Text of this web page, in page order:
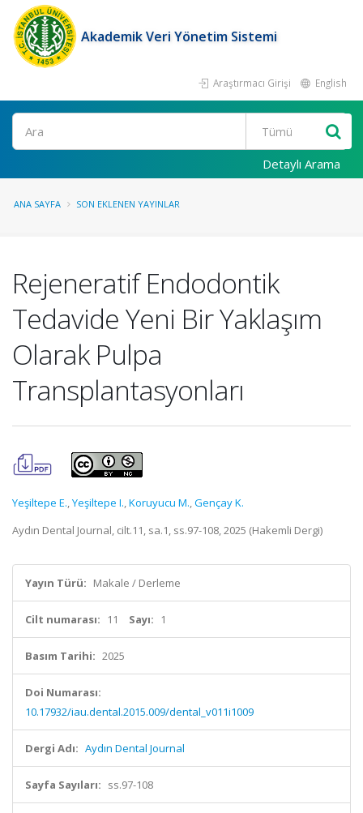
Akademik Veri Yönetim Sistemi
Araştırmacı Girişi English
Ara
Detaylı Arama
ANA SAYFA SON EKLENEN YAYINLAR
Rejeneratif Endodontik
Tedavide Yeni Bir Yaklaşım
Olarak Pulpa
Transplantasyonları
Yeşiltepe E.,Yeşiltepe I.,Koruyucu M.,Gençay K.
Aydın Dental Journal, cilt.11, sa.1, ss.97-108, 2025 (Hakemli Dergi)
Yayın Türü: Makale / Derleme
Cilt numarası: 11 Sayı: 1
Basım Tarihi: 2025
Doi Numarası:
10.17932/iau.dental.2015.009/dental_v011i1009
Dergi Adı: Aydın Dental Journal
Sayfa Sayıları: ss.97-108